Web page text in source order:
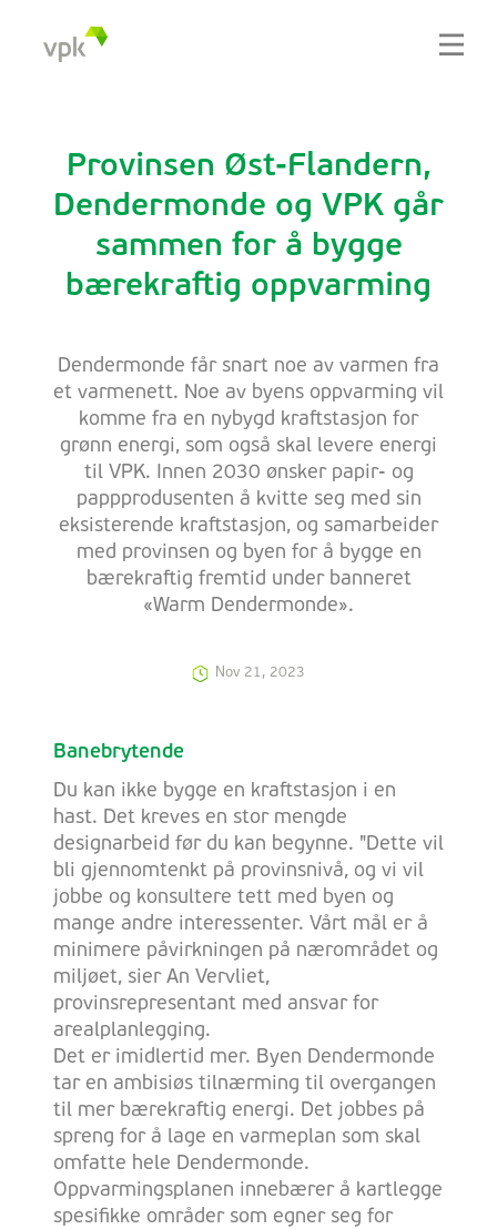
Provinsen Øst-Flandern,
Dendermonde og VPK går
sammen for å bygge
bærekraftig oppvarming
Dendermonde får snart noe av varmen fra
et varmenett. Noe av byens oppvarming vil
komme fra en nybygd kraftstasjon for
grønn energi, som også skal levere energi
til VPK. Innen 2030 ønsker papir- og
pappprodusenten å kvitte seg med sin
eksisterende kraftstasjon, og samarbeider
med provinsen og byen for å bygge en
bærekraftig fremtid under banneret
«Warm Dendermonde».
Nov 21, 2023
Banebrytende
Du kan ikke bygge en kraftstasjon i en
hast. Det kreves en stor mengde
designarbeid før du kan begynne. "Dette vil
bli gjennomtenkt på provinsnivå, og vi vil
jobbe og konsultere tett med byen og
mange andre interessenter. Vårt mål er å
minimere påvirkningen på nærområdet og
miljøet, sier An Vervliet,
provinsrepresentant med ansvar for
arealplanlegging.
Det er imidlertid mer. Byen Dendermonde
tar en ambisiøs tilnærming til overgangen
til mer bærekraftig energi. Det jobbes på
spreng for å lage en varmeplan som skal
omfatte hele Dendermonde.
Oppvarmingsplanen innebærer å kartlegge
spesifikke områder som egner seg for